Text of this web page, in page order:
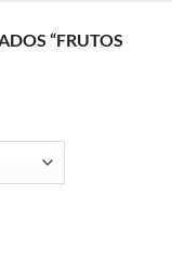
“FRUTOS